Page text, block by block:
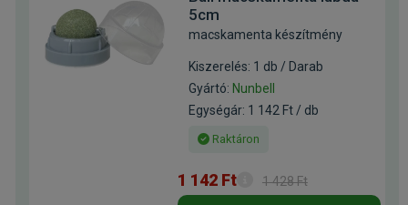
5cm
macskamenta készítmény
Kiszerelés: 1 db / Darab
Gyártó: Nunbell
Egységár: 1 142 Ft / db
Raktáron
1 142 Ft 1 428 Ft